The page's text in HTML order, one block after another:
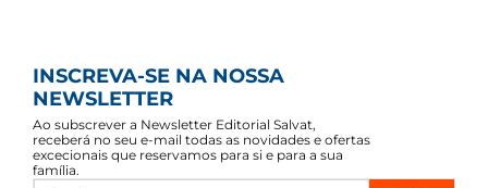
INSCREVA-SE NA NOSSA
NEWSLETTER
Ao subscrever a Newsletter Editorial Salvat,
receberá no seu e-mail todas as novidades e ofertas
excecionais que reservamos para si e para a sua
família.